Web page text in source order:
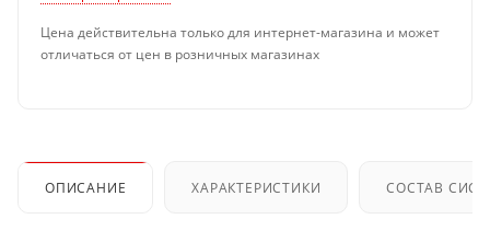
Цена действительна только для интернет-магазина и может
отличаться от цен в розничных магазинах
ОПИСАНИЕ ХАРАКТЕРИСТИКИ СОСТАВ